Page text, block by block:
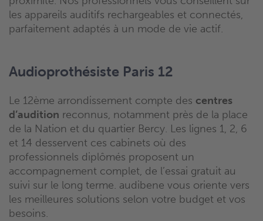
les appareils auditifs rechargeables et connectés,
parfaitement adaptés à un mode de vie actif.
Audioprothésiste Paris 12
Le 12ème arrondissement compte des centres
d’audition reconnus, notamment près de la place
de la Nation et du quartier Bercy. Les lignes 1, 2, 6
et 14 desservent ces cabinets où des
professionnels diplômés proposent un
accompagnement complet, de l’essai gratuit au
suivi sur le long terme. audibene vous oriente vers
les meilleures solutions selon votre budget et vos
besoins.